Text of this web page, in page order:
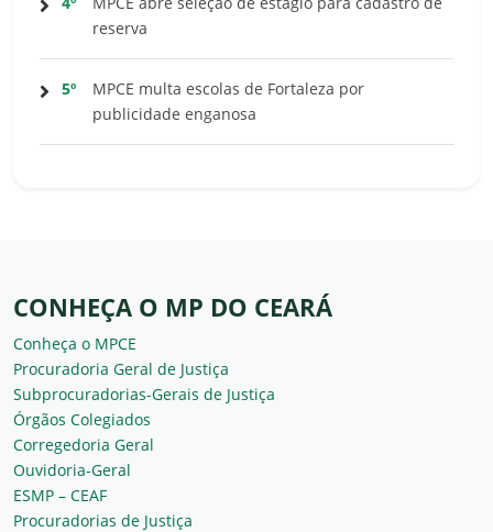
reserva
5º
MPCE multa escolas de Fortaleza por
publicidade enganosa
CONHEÇA O MP DO CEARÁ
Conheça o MPCE
Procuradoria Geral de Justiça
Subprocuradorias-Gerais de Justiça
Órgãos Colegiados
Corregedoria Geral
Ouvidoria-Geral
ESMP – CEAF
Procuradorias de Justiça